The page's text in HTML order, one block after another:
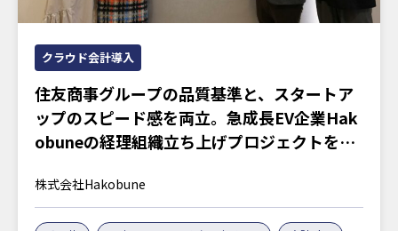
クラウド会計導入
住友商事グループの品質基準と、スタートア
ップのスピード感を両立。急成長EV企業Hak
obuneの経理組織立ち上げプロジェクトを訊
株式会社Hakobune